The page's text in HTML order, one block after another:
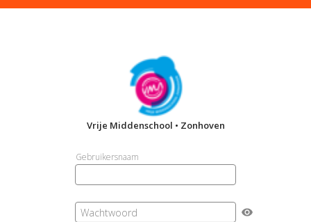
Vrije Middenschool • Zonhoven
Gebruikersnaam
Wachtwoord